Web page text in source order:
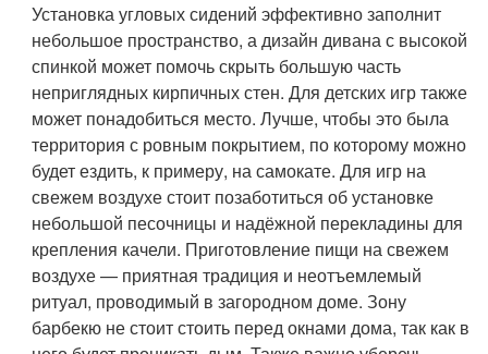
Установка угловых сидений эффективно заполнит
небольшое пространство, а дизайн дивана с высокой
спинкой может помочь скрыть большую часть
неприглядных кирпичных стен. Для детских игр также
может понадобиться место. Лучше, чтобы это была
территория с ровным покрытием, по которому можно
будет ездить, к примеру, на самокате. Для игр на
свежем воздухе стоит позаботиться об установке
небольшой песочницы и надёжной перекладины для
крепления качели. Приготовление пищи на свежем
воздухе — приятная традиция и неотъемлемый
ритуал, проводимый в загородном доме. Зону
барбекю не стоит стоить перед окнами дома, так как в